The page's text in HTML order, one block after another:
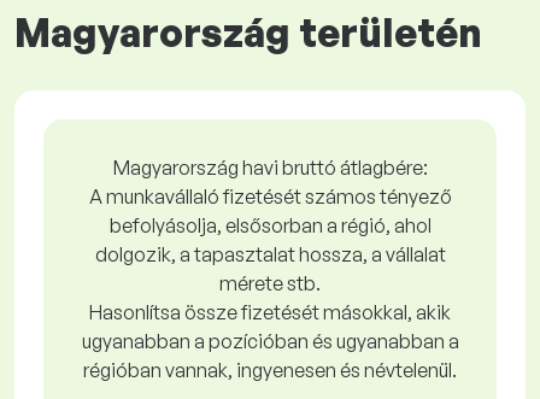
Magyarország területén
Magyarország havi bruttó átlagbére:
A munkavállaló fizetését számos tényező
befolyásolja, elsősorban a régió, ahol
dolgozik, a tapasztalat hossza, a vállalat
mérete stb.
Hasonlítsa össze fizetését másokkal, akik
ugyanabban a pozícióban és ugyanabban a
régióban vannak, ingyenesen és névtelenül.